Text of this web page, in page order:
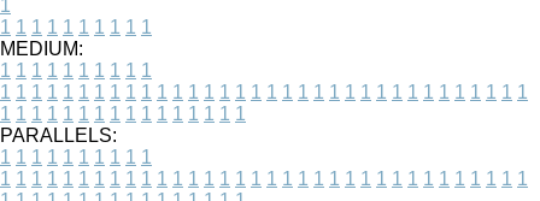
1
1 1 1 1 1 1 1 1 1 1
MEDIUM:
1 1 1 1 1 1 1 1 1 1
1 1 1 1 1 1 1 1 1 1 1 1 1 1 1 1 1 1 1 1 1 1 1 1 1 1 1 1 1 1 1 1 1 1
1 1 1 1 1 1 1 1 1 1 1 1 1 1 1 1
PARALLELS:
1 1 1 1 1 1 1 1 1 1
1 1 1 1 1 1 1 1 1 1 1 1 1 1 1 1 1 1 1 1 1 1 1 1 1 1 1 1 1 1 1 1 1 1